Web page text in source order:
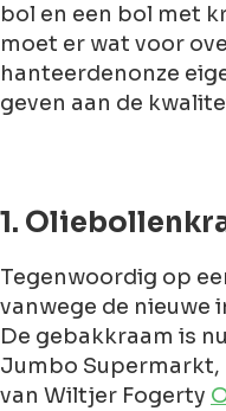
bol en een bol met
moet er wat voor
hanteerdenonze
geven aan de
1.
Tegenwoordig op
vanwege de nieuwe
De gebakkraam is
Jumbo
van Wiltjer Fogerty